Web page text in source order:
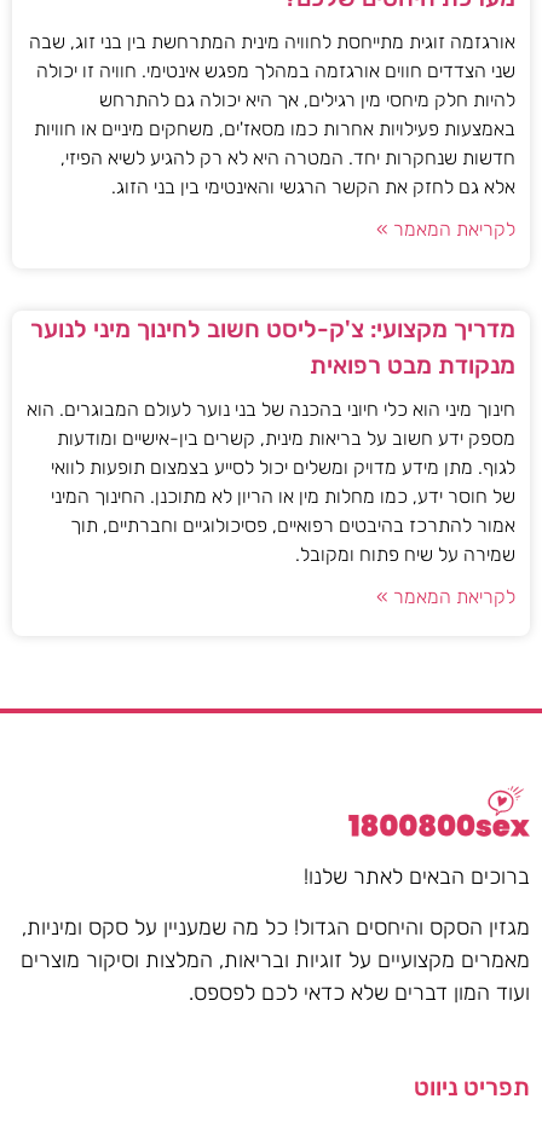
אורגזמה זוגית מתייחסת לחוויה מינית המתרחשת בין בני זוג, שבה
שני הצדדים חווים אורגזמה במהלך מפגש אינטימי. חוויה זו יכולה
להיות חלק מיחסי מין רגילים, אך היא יכולה גם להתרחש
באמצעות פעילויות אחרות כמו מסאז'ים, משחקים מיניים או חוויות
חדשות שנחקרות יחד. המטרה היא לא רק להגיע לשיא הפיזי,
אלא גם לחזק את הקשר הרגשי והאינטימי בין בני הזוג.
לקריאת המאמר »
מדריך מקצועי: צ'ק-ליסט חשוב לחינוך מיני לנוער
מנקודת מבט רפואית
חינוך מיני הוא כלי חיוני בהכנה של בני נוער לעולם המבוגרים. הוא
מספק ידע חשוב על בריאות מינית, קשרים בין-אישיים ומודעות
לגוף. מתן מידע מדויק ומשלים יכול לסייע בצמצום תופעות לוואי
של חוסר ידע, כמו מחלות מין או הריון לא מתוכנן. החינוך המיני
אמור להתרכז בהיבטים רפואיים, פסיכולוגיים וחברתיים, תוך
שמירה על שיח פתוח ומקובל.
לקריאת המאמר »
ברוכים הבאים לאתר שלנו!
מגזין הסקס והיחסים הגדול! כל מה שמעניין על סקס ומיניות,
מאמרים מקצועיים על זוגיות ובריאות, המלצות וסיקור מוצרים
ועוד המון דברים שלא כדאי לכם לפספס.
תפריט ניווט